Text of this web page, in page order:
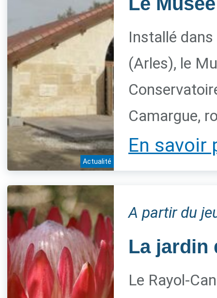
Actualité
Installé dans
(Arles), le
Camargue,
En savoir
A partir du
La jardin
Le Rayol-